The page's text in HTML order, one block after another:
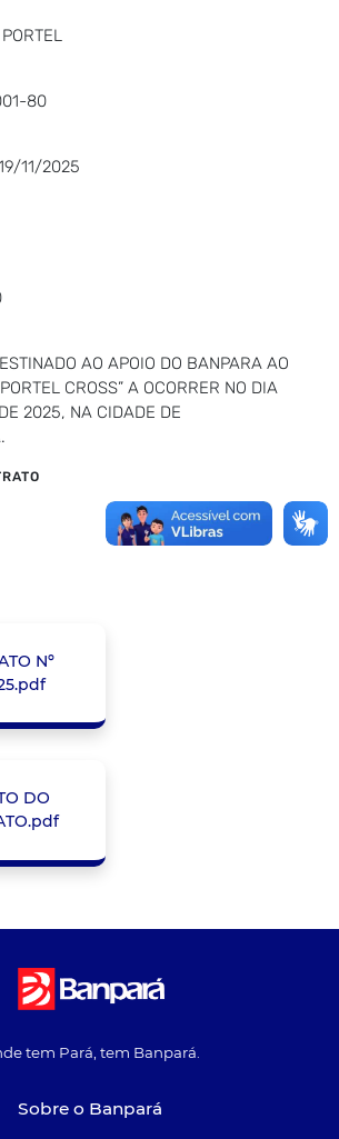
80
11/2025
AO APOIO DO BANPARA AO
CROSS” A OCORRER NO DIA
2025, NA CIDADE DE
Nº
DO
tem Pará, tem Banpará.
Sobre o Banpará